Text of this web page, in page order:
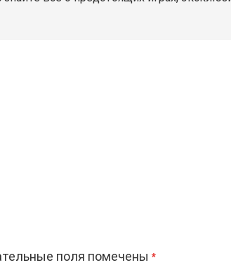
поля помечены *